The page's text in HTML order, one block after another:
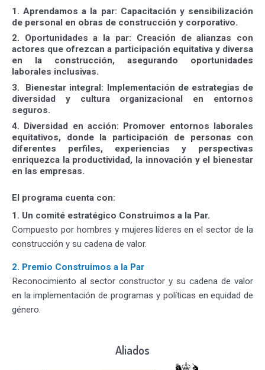
1. Aprendamos a la par: Capacitación y sensibilización
de personal en obras de construcción y corporativo.
2. Oportunidades a la par: Creación de alianzas con
actores que ofrezcan a participación equitativa y diversa
en la construcción, asegurando oportunidades
laborales inclusivas.
3. Bienestar integral: Implementación de estrategias de
diversidad y cultura organizacional en entornos
seguros.
4. Diversidad en acción: Promover entornos laborales
equitativos, donde la participación de personas con
diferentes perfiles, experiencias y perspectivas
enriquezca la productividad, la innovación y el bienestar
en las empresas.
El programa cuenta con:
1. Un comité estratégico Construimos a la Par.
Compuesto por hombres y mujeres líderes en el sector de la
construcción y su cadena de valor.
2. Premio Construimos a la Par
Reconocimiento al sector constructor y su cadena de valor
en la implementación de programas y políticas en equidad de
género.
Aliados